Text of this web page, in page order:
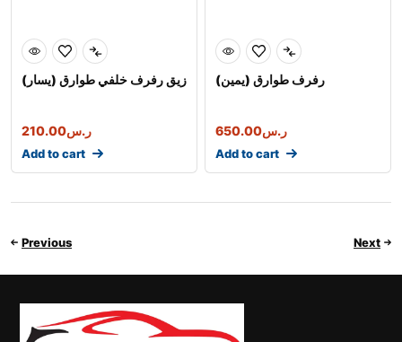
زيق رفرف خلفي طوارق (يسار)
ر.س210.00
Add to cart
رفرف طوارق (يمين)
ر.س650.00
Add to cart
Previous Next